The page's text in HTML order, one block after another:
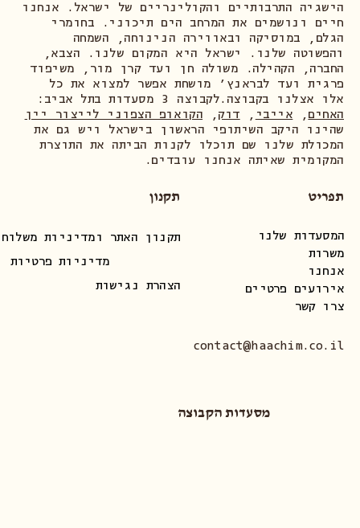
הישגיה התרבותיים והקולינריים של ישראל. אנחנו
חיים ונושמים את המרחב הים תיכוני. בחומרי
הגלם, במוסיקה ובאווירה הנינוחה, השמחה
והפשוטה שלנו. ישראל היא המקום שלנו. הצבא,
החברה, הקהילה. משולה חן ועד קרן מור, משיפוד
פרגית ועד לבראנץ׳ מושחת אפשר למצוא את כל
אלו אצלנו בקבוצה.לקבוצה 3 מסעדות בתל אביב:
האחים, אייבי , דוק, הקואופ הצפוני לייצור יין
שהינו היקב השיתופי הראשון בישראל ויש גם את
המכולת שלנו שם תוכלו לקנות הביתה את התוצרת
המקומית שאיתה אנחנו עובדים.
תפריט
המסעדות שלנו
משרות
אנחנו
אירועים פרטיים
צרו קשר
תקנון
תקנון האתר ומדיניות
מדיניות פרטיות
הצהרת נגישות
contact@haachim.co.il
מסעדות הקבוצה